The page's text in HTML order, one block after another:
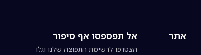
אתר אל תפספסו אף סיפור
הצטרפו לרשימת התפוצה שלנו וגלו